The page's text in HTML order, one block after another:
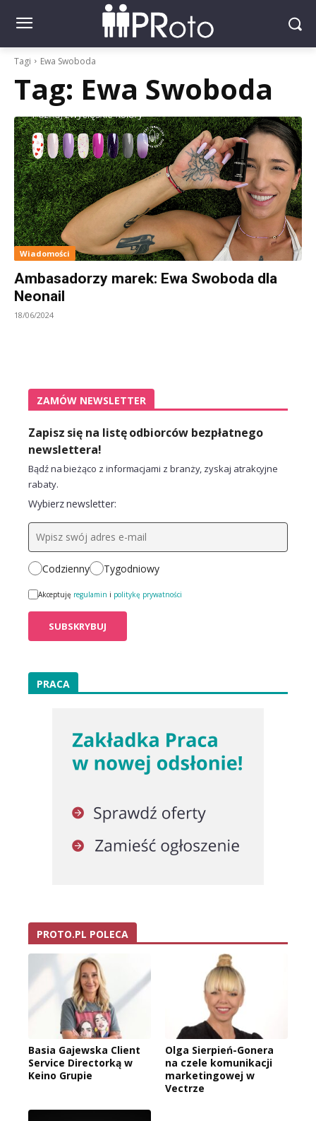
Tagi Ewa Swoboda
Tag: Ewa Swoboda
Wiadomości
Ambasadorzy marek: Ewa Swoboda dla
Neonail
18/06/2024
ZAMÓW NEWSLETTER
Zapisz się na listę odbiorców bezpłatnego
newslettera!
Bądź na bieżąco z informacjami z branży, zyskaj atrakcyjne
rabaty.
Wybierz newsletter:
Codzienny Tygodniowy
Akceptuję regulamin i politykę prywatności
PRACA
PROTO.PL POLECA
Basia Gajewska Client
Service Directorką w
Keino Grupie
Olga Sierpień-Gonera
na czele komunikacji
marketingowej w
Vectrze